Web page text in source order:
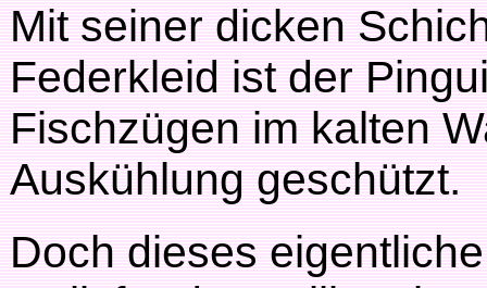
Mit seiner dicken
Federkleid ist der
Fischzügen im kalten
Auskühlung geschützt.
Doch dieses